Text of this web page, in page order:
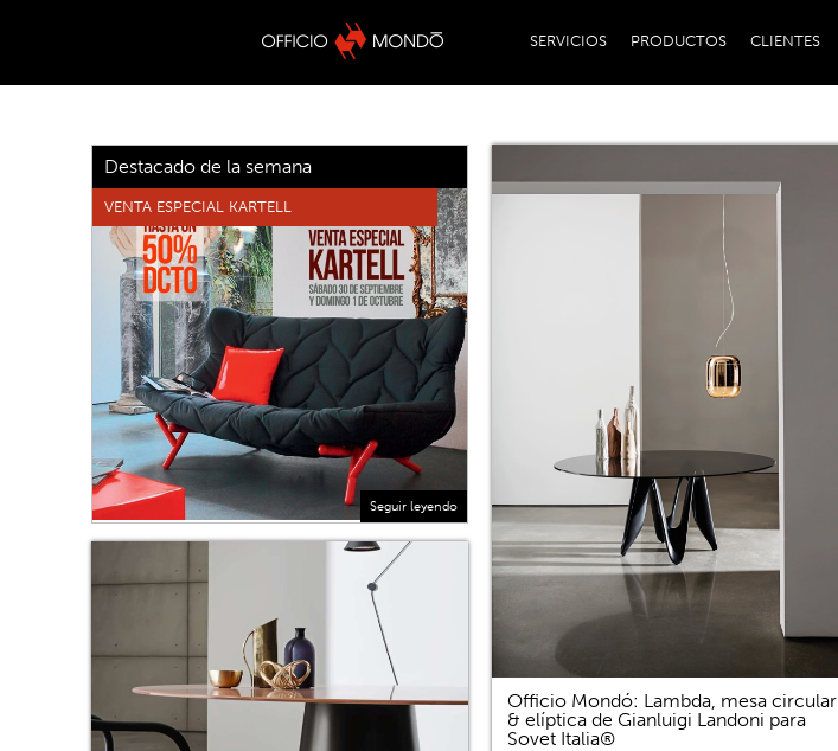
SERVICIOS PRODUCTOS CLIENTES
Destacado de la semana
VENTA ESPECIAL KARTELL
Seguir leyendo
Officio Mondó: Lambda, mesa circular
& elíptica de Gianluigi Landoni para
Sovet Italia®